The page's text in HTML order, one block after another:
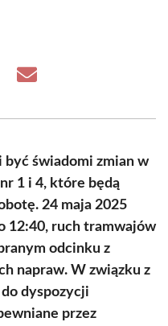
Share
być świadomi zmian w
1 i 4, które będą
24 maja 2025
12:40, ruch tramwajów
odcinku z
napraw. W związku z
dyspozycji
przez